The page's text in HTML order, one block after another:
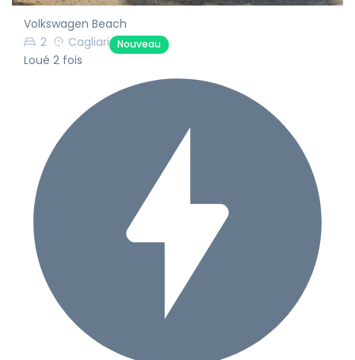
Volkswagen Beach
2
Cagliari Nouveau
Loué 2 fois